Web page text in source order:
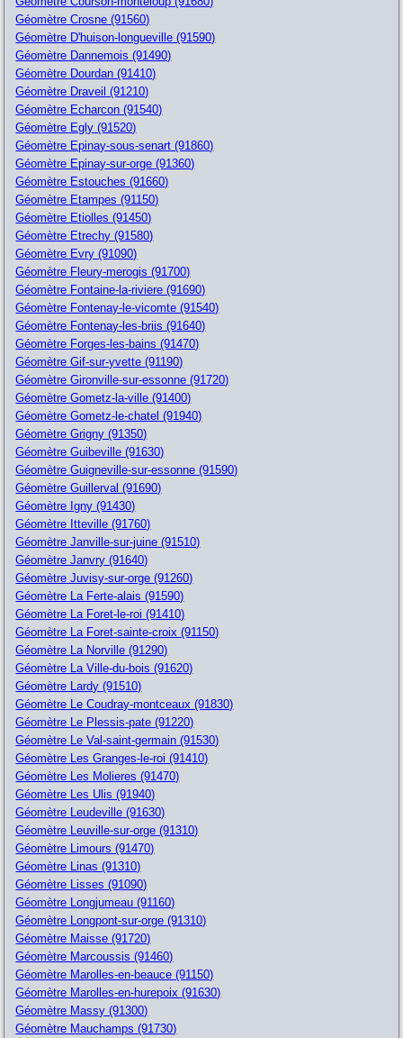
Géomètre Crosne (91560)
Géomètre D'huison-longueville (91590)
Géomètre Dannemois (91490)
Géomètre Dourdan (91410)
Géomètre Draveil (91210)
Géomètre Echarcon (91540)
Géomètre Egly (91520)
Géomètre Epinay-sous-senart (91860)
Géomètre Epinay-sur-orge (91360)
Géomètre Estouches (91660)
Géomètre Etampes (91150)
Géomètre Etiolles (91450)
Géomètre Etrechy (91580)
Géomètre Evry (91090)
Géomètre Fleury-merogis (91700)
Géomètre Fontaine-la-riviere (91690)
Géomètre Fontenay-le-vicomte (91540)
Géomètre Fontenay-les-briis (91640)
Géomètre Forges-les-bains (91470)
Géomètre Gif-sur-yvette (91190)
Géomètre Gironville-sur-essonne (91720)
Géomètre Gometz-la-ville (91400)
Géomètre Gometz-le-chatel (91940)
Géomètre Grigny (91350)
Géomètre Guibeville (91630)
Géomètre Guigneville-sur-essonne (91590)
Géomètre Guillerval (91690)
Géomètre Igny (91430)
Géomètre Itteville (91760)
Géomètre Janville-sur-juine (91510)
Géomètre Janvry (91640)
Géomètre Juvisy-sur-orge (91260)
Géomètre La Ferte-alais (91590)
Géomètre La Foret-le-roi (91410)
Géomètre La Foret-sainte-croix (91150)
Géomètre La Norville (91290)
Géomètre La Ville-du-bois (91620)
Géomètre Lardy (91510)
Géomètre Le Coudray-montceaux (91830)
Géomètre Le Plessis-pate (91220)
Géomètre Le Val-saint-germain (91530)
Géomètre Les Granges-le-roi (91410)
Géomètre Les Molieres (91470)
Géomètre Les Ulis (91940)
Géomètre Leudeville (91630)
Géomètre Leuville-sur-orge (91310)
Géomètre Limours (91470)
Géomètre Linas (91310)
Géomètre Lisses (91090)
Géomètre Longjumeau (91160)
Géomètre Longpont-sur-orge (91310)
Géomètre Maisse (91720)
Géomètre Marcoussis (91460)
Géomètre Marolles-en-beauce (91150)
Géomètre Marolles-en-hurepoix (91630)
Géomètre Massy (91300)
Géomètre Mauchamps (91730)